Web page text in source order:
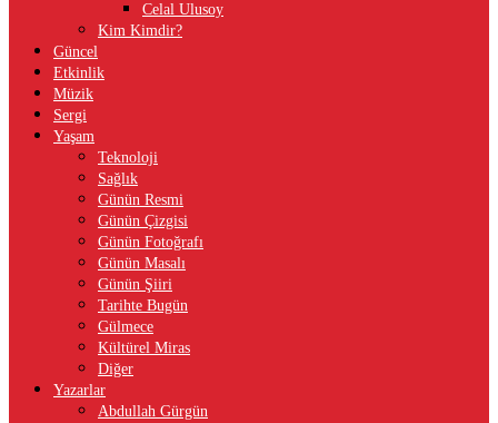
Celal Ulusoy
Kim Kimdir?
Güncel
Etkinlik
Müzik
Sergi
Yaşam
Teknoloji
Sağlık
Günün Resmi
Günün Çizgisi
Günün Fotoğrafı
Günün Masalı
Günün Şiiri
Tarihte Bugün
Gülmece
Kültürel Miras
Diğer
Yazarlar
Abdullah Gürgün